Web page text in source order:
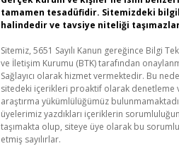
tamamen tesadüfidir. Sitemizdeki
halindedir ve tavsiye niteliği
Sitemiz, 5651 Sayılı Kanun gereğince Bilgi
ve İletişim Kurumu (BTK) tarafından
Sağlayıcı olarak hizmet vermektedir. Bu
sitedeki içerikleri proaktif olarak denetleme
araştırma yükümlülüğümüz
üyelerimiz yazdıkları içeriklerin
taşımakta olup, siteye üye olarak bu
etmiş sayılırlar.